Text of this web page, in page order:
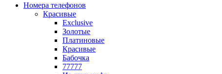
Номера телефонов
Красивые
Exclusive
Золотые
Платиновые
Красивые
Бабочка
77777